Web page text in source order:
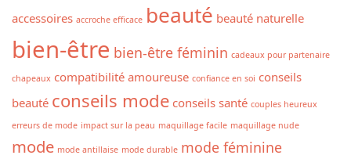
accessoires accroche efficace beauté beauté naturelle
bien-être bien-être féminin cadeaux pour partenaire
chapeaux compatibilité amoureuse confiance en soi conseils
beauté conseils mode conseils santé couples heureux
erreurs de mode impact sur la peau maquillage facile maquillage nude
mode mode antillaise mode durable mode féminine